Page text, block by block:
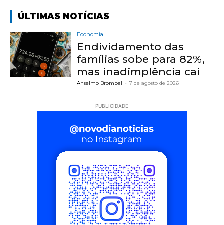
ÚLTIMAS NOTÍCIAS
Economia
Endividamento das
famílias sobe para 82%,
mas inadimplência cai
Anselmo Brombal - 7 de agosto de 2026
PUBLICIDADE